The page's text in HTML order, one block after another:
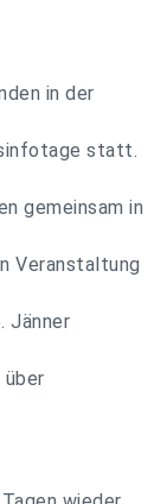
in der
statt.
gemeinsam in
Veranstaltung
Jänner